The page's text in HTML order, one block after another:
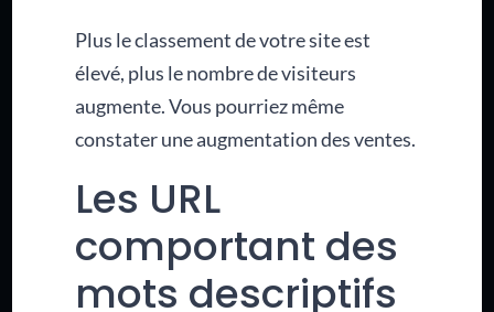
Plus le classement de votre site est
élevé, plus le nombre de visiteurs
augmente. Vous pourriez même
constater une augmentation des ventes.
Les URL
comportant des
mots descriptifs